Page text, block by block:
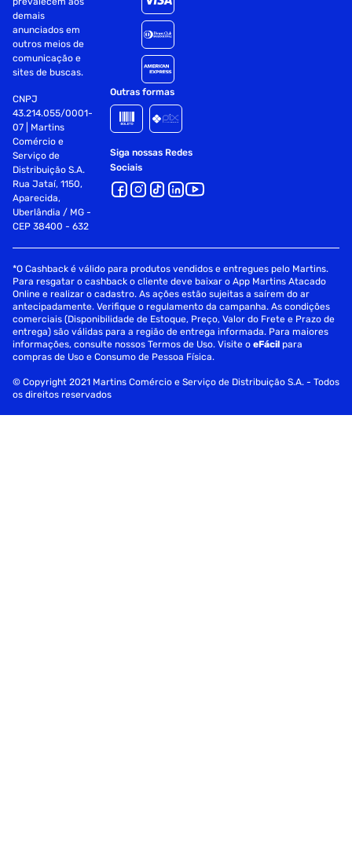
demais
anunciados em
outros meios de
comunicação e
sites de buscas.
CNPJ
43.214.055/0001-
07 | Martins
Comércio e
Serviço de
Distribuição S.A.
Rua Jataí, 1150,
Aparecida,
Uberlândia / MG -
CEP 38400 - 632
Outras formas
Siga nossas Redes
Sociais
*O Cashback é válido para produtos vendidos e entregues pelo Martins.
Para resgatar o cashback o cliente deve baixar o App Martins Atacado
Online e realizar o cadastro. As ações estão sujeitas a saírem do ar
antecipadamente. Verifique o regulamento da campanha. As condições
comerciais (Disponibilidade de Estoque, Preço, Valor do Frete e Prazo de
entrega) são válidas para a região de entrega informada. Para maiores
informações, consulte nossos Termos de Uso. Visite oeFácil para
compras de Uso e Consumo de Pessoa Física.
© Copyright 2021 Martins Comércio e Serviço de Distribuição S.A. - Todos
os direitos reservados